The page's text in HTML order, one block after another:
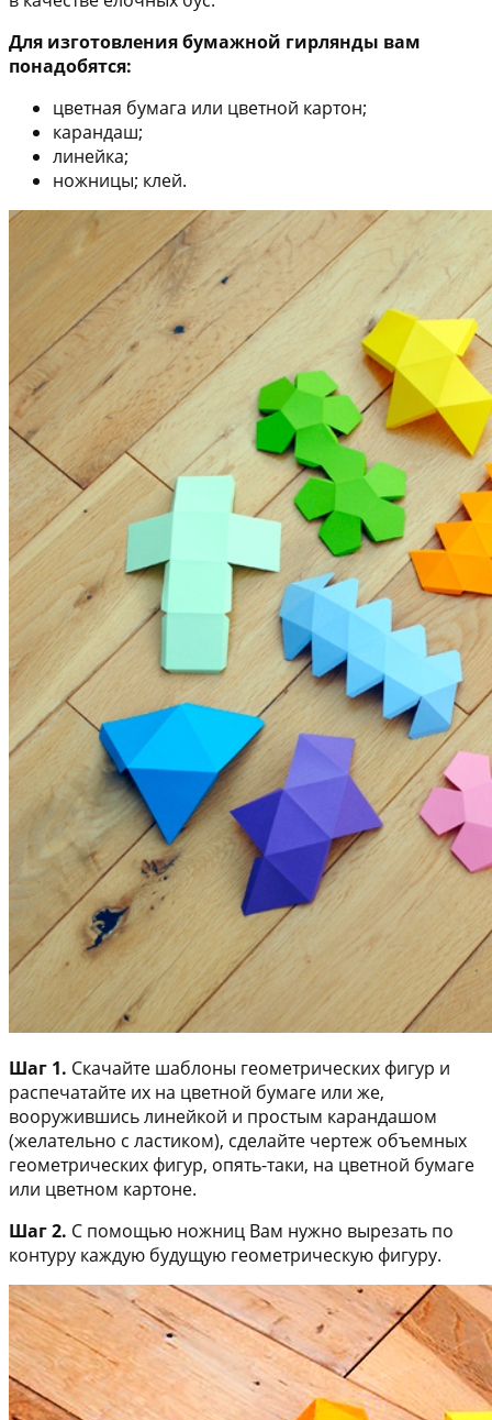
Для изготовления бумажной гирлянды вам
понадобятся:
цветная бумага или цветной картон;
карандаш;
линейка;
ножницы; клей.
Шаг 1. Скачайте шаблоны геометрических фигур и
распечатайте их на цветной бумаге или же,
вооружившись линейкой и простым карандашом
(желательно с ластиком), сделайте чертеж объемных
геометрических фигур, опять-таки, на цветной бумаге
или цветном картоне.
Шаг 2. С помощью ножниц Вам нужно вырезать по
контуру каждую будущую геометрическую фигуру.